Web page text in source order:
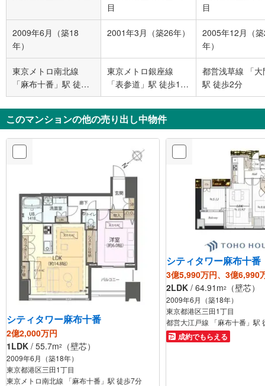
目
目
2009年6月（築18
年）
2001年3月（築26年）
2005年12月（
年）
東京メトロ南北線
「麻布十番」駅 徒歩4
分
東京メトロ銀座線
「表参道」駅 徒歩12
分
都営浅草線 「大
駅 徒歩2分
このマンションの他の売り出し中物件
シティタワー麻布十番
2億2,000万円
1LDK / 55.7m2 （壁芯）
2009年6月（築18年）
東京都港区三田1丁目
東京メトロ南北線 「麻布十番」駅 徒歩7分
シティタワー麻布十番
3億5,990万円、3億6,990
2LDK / 64.91m2 （壁芯）
2009年6月（築18年）
東京都港区三田1丁目
都営大江戸線 「麻布十番」駅
成約でもらえる